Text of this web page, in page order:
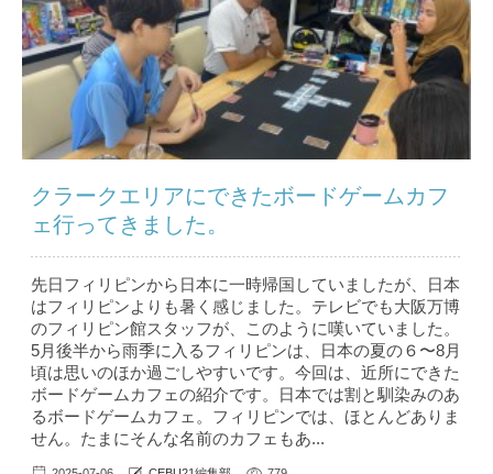
クラークエリアにできたボードゲームカフ
ェ行ってきました。
先日フィリピンから日本に一時帰国していましたが、日本
はフィリピンよりも暑く感じました。テレビでも大阪万博
のフィリピン館スタッフが、このように嘆いていました。
5月後半から雨季に入るフィリピンは、日本の夏の６〜8月
頃は思いのほか過ごしやすいです。今回は、近所にできた
ボードゲームカフェの紹介です。日本では割と馴染みのあ
るボードゲームカフェ。フィリピンでは、ほとんどありま
せん。たまにそんな名前のカフェもあ...